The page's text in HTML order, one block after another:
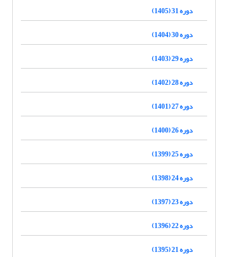
دوره 31 (1405)
دوره 30 (1404)
دوره 29 (1403)
دوره 28 (1402)
دوره 27 (1401)
دوره 26 (1400)
دوره 25 (1399)
دوره 24 (1398)
دوره 23 (1397)
دوره 22 (1396)
دوره 21 (1395)